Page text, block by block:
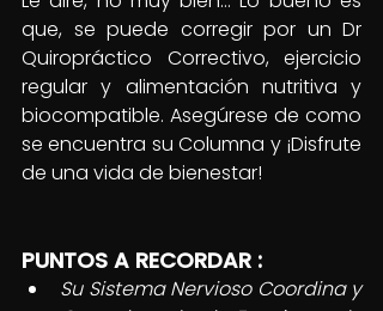
que, se puede corregir por un Dr
Quiropráctico Correctivo, ejercicio
regular y alimentación nutritiva y
biocompatible. Asegúrese de como
se encuentra su Columna y ¡Disfrute
de una vida de bienestar!
PUNTOS A RECORDAR :
Su Sistema Nervioso Coordina y